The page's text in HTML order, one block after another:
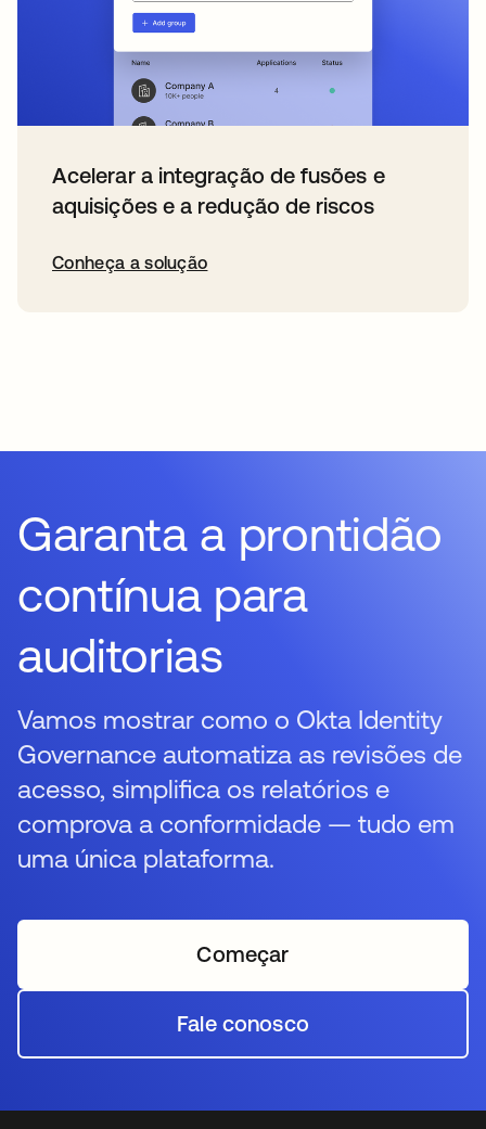
Acelerar a integração de fusões e
aquisições e a redução de riscos
Conheça a solução
Garanta a prontidão
contínua para
auditorias
Vamos mostrar como o Okta Identity
Governance automatiza as revisões de
acesso, simplifica os relatórios e
comprova a conformidade — tudo em
uma única plataforma.
Começar
Fale conosco